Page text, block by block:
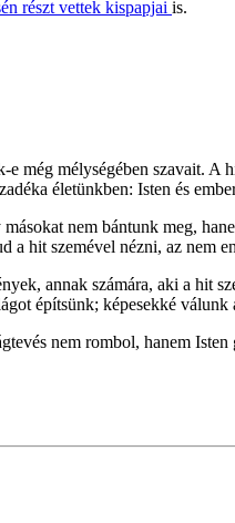
részt vettek kispapjai is.
még mélységében szavait.
életünkben: Isten és
nem bántunk meg,
szemével nézni, az nem
annak számára, aki a hit
építsünk; képesekké
nem rombol, hanem Isten